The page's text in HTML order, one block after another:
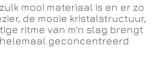
mooi materiaal is en er zo
de mooie kristalstructuur,
ritme van m'n slag brengt
helemaal geconcentreerd